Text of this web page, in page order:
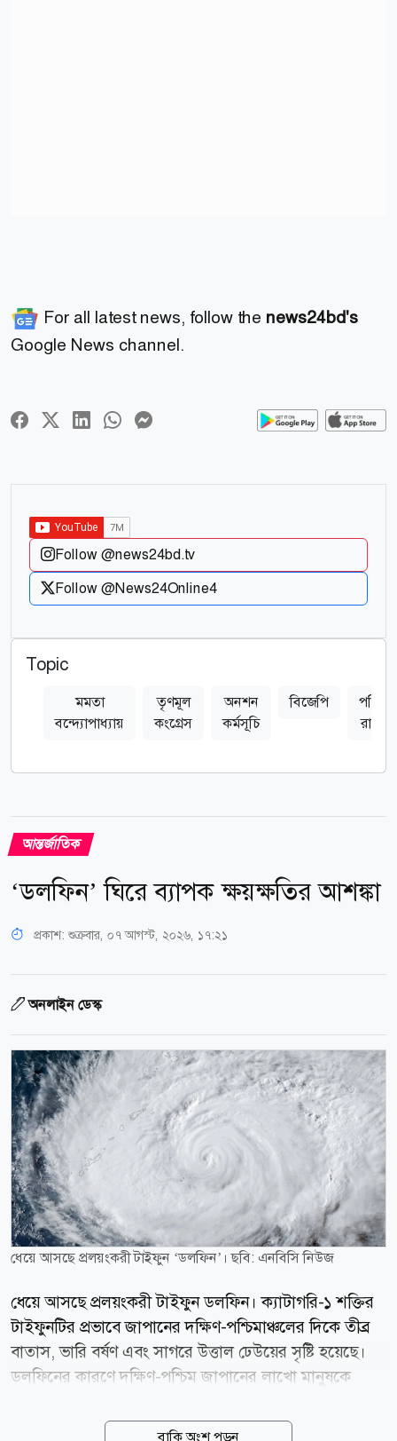
For all latest news, follow the news24bd's
Google News channel.
Follow @news24bd.tv
Follow @News24Online4
Topic
মমতা
বন্দ্যোপাধ্যায়
তৃণমূল
কংগ্রেস
অনশন
কর্মসূচি
বিজেপি
আন্তর্জাতিক
‘ডলফিন’ ঘিরে ব্যাপক ক্ষয়ক্ষতির আশঙ্কা
প্রকাশ: শুক্রবার, ০৭ আগস্ট, ২০২৬, ১৭:২১
অনলাইন ডেস্ক
ধেয়ে আসছে প্রলয়ংকরী টাইফুন ‌‘ডলফিন’। ছবি: এনবিসি নিউজ
ধেয়ে আসছে প্রলয়ংকরী টাইফুন ডলফিন। ক্যাটাগরি-১ শক্তির
টাইফুনটির প্রভাবে জাপানের দক্ষিণ-পশ্চিমাঞ্চলের দিকে তীব্র
বাতাস, ভারি বর্ষণ এবং সাগরে উত্তাল ঢেউয়ের সৃষ্টি হয়েছে।
ডলফিনের কারণে দক্ষিণ-পশ্চিম জাপানের লাখো মানুষকে
বাতাস, ভারি বৃষ্টি ও উঁচু ঢেউয়ের আশঙ্কায় শুক্রবার ৫০০টিরও
বাকি অংশ পড়ুন